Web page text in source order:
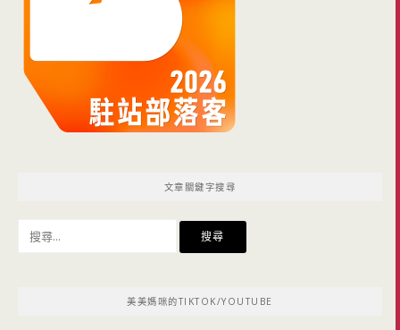
文章關鍵字搜尋
美美媽咪的TIKTOK/YOUTUBE